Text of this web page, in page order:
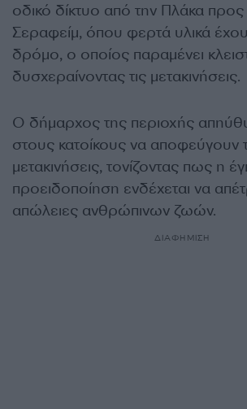
οδικό δίκτυο από την Πλάκα προς
Σεραφείμ, όπου φερτά υλικά
δρόμο, ο οποίος παραμένει
δυσχεραίνοντας τις μετακινήσεις.
Ο δήμαρχος της περιοχής
στους κατοίκους να αποφεύγουν
μετακινήσεις, τονίζοντας πως η
προειδοποίηση ενδέχεται να
απώλειες ανθρώπινων ζωών.
ΔΙΑΦΗΜΙΣΗ